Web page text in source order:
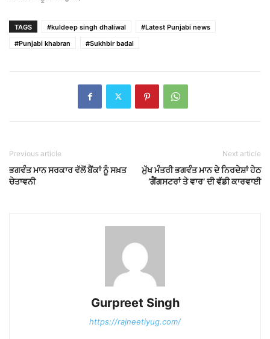
TAGS #kuldeep singh dhaliwal
#Latest Punjabi news
#Punjabi khabran
#Sukhbir badal
Previous article
ਭਗਵੰਤ ਮਾਨ ਸਰਕਾਰ ਵੱਲੋਂ ਬੈਂਕਾਂ ਨੂੰ ਸਖ਼ਤ
ਚੇਤਾਵਨੀ
Next article
ਮੁੱਖ ਮੰਤਰੀ ਭਗਵੰਤ ਮਾਨ ਦੇ ਨਿਰਦੇਸ਼ਾਂ ਹੇਠ
‘ਗੈਂਗਸਟਰਾਂ ਤੇ ਵਾਰ’ ਦੀ ਵੱਡੀ ਕਾਰਵਾਈ
Gurpreet Singh
https://rajneetiyug.com/